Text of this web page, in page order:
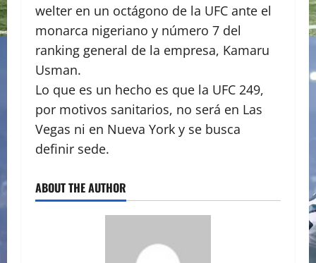
welter en un octágono de la UFC ante el
monarca nigeriano y número 7 del
ranking general de la empresa, Kamaru
Usman.
Lo que es un hecho es que la UFC 249,
por motivos sanitarios, no será en Las
Vegas ni en Nueva York y se busca
definir sede.
ABOUT THE AUTHOR